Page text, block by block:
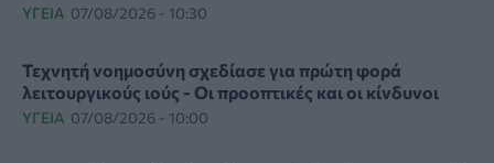
ΥΓΕΊΑ 07/08/2026 - 10:30
Τεχνητή νοημοσύνη σχεδίασε για πρώτη φορά
λειτουργικούς ιούς - Oι προοπτικές και οι κίνδυνοι
ΥΓΕΊΑ 07/08/2026 - 10:00